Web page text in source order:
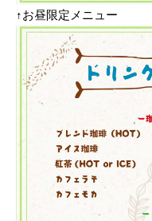
↑お昼限定メニュー